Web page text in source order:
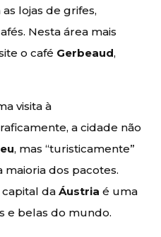
lojas de grifes,
Nesta área mais
o café Gerbeaud,
visita à
a cidade não
, mas “turisticamente”
maioria dos pacotes.
capital daÁustria é uma
e belas do mundo.